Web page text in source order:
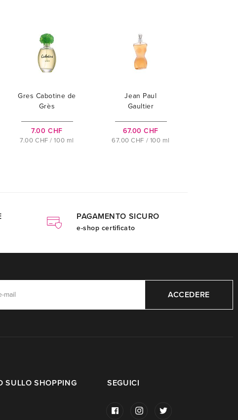
Gres Cabotine de
Grès
7.00 CHF
7.00 CHF / 100 ml
Jean Paul
Gaultier
67.00 CHF
67.00 CHF / 100 ml
PAGAMENTO SICURO
e-shop certificato
ACCEDERE
SULLO SHOPPING SEGUICI